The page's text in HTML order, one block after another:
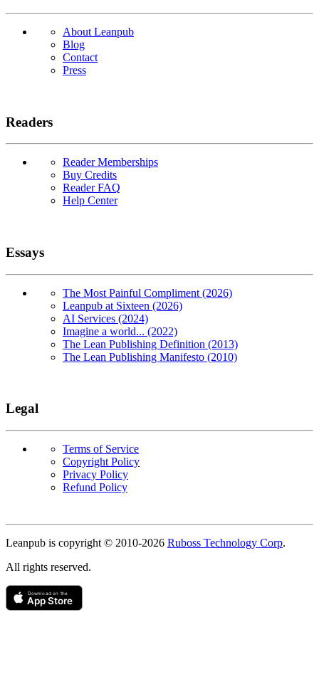
About Leanpub
Blog
Contact
Press
Readers
Reader Memberships
Buy Credits
Reader FAQ
Help Center
Essays
The Most Painful Compliment (2026)
Leanpub at Sixteen (2026)
AI Services (2024)
Imagine a world... (2022)
The Lean Publishing Definition (2013)
The Lean Publishing Manifesto (2010)
Legal
Terms of Service
Copyright Policy
Privacy Policy
Refund Policy
Leanpub is copyright © 2010-2026 Ruboss Technology Corp.
All rights reserved.